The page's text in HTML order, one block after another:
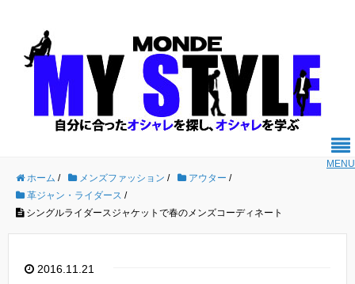
MENU
ホーム / メンズファッション / アウター /
革ジャン・ライダース /
シングルライダースジャケットで春のメンズコーディネート
2016.11.21